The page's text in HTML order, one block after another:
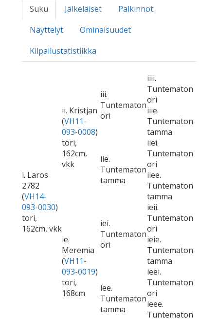
Suku Jälkeläiset
Palkinnot
Näyttelyt
Ominaisuudet
Kilpailustatistiikka
i. Laros
2782
(VH14-
093-0030)
tori,
162cm, vkk
ii. Kristjan
(VH11-
093-0008)
tori,
162cm,
vkk
iii.
Tuntematon
ori
iiii.
Tuntematon
ori
iiie.
Tuntematon
tamma
iie.
Tuntematon
tamma
iiei.
Tuntematon
ori
iiee.
Tuntematon
tamma
ie.
Meremia
(VH11-
093-0019)
tori,
168cm
iei.
Tuntematon
ori
ieii.
Tuntematon
ori
ieie.
Tuntematon
tamma
iee.
Tuntematon
tamma
ieei.
Tuntematon
ori
ieee.
Tuntematon